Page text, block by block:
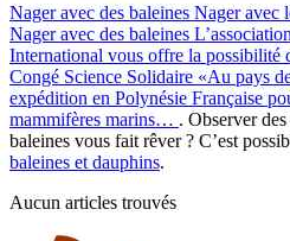
Nager avec des baleines Nager avec
Nager avec des baleines
International vous offre la possibilité
Congé Science Solidaire «Au pays
expédition en Polynésie Française
mammifères marins… . Observer
baleines vous fait rêver ? C’est
baleines et dauphins.
Aucun articles trouvés